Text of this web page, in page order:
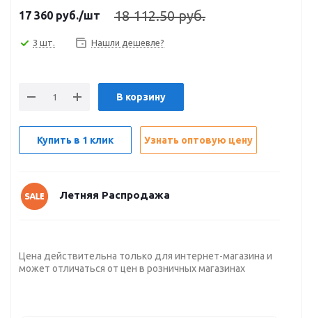
17 360 руб./шт 18 112.50 руб.
3 шт. Нашли дешевле?
В корзину
Купить в 1 клик Узнать оптовую цену
Летняя Распродажа
Цена действительна только для интернет-магазина и
может отличаться от цен в розничных магазинах